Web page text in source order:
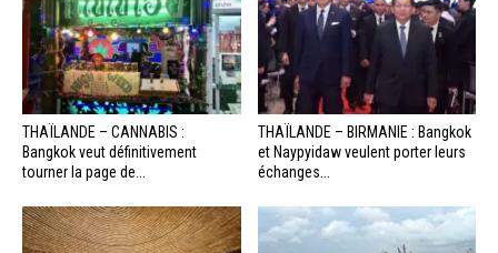
THAÏLANDE – CANNABIS :
Bangkok veut définitivement
tourner la page de...
THAÏLANDE – BIRMANIE : Bangkok
et Naypyidaw veulent porter leurs
échanges...